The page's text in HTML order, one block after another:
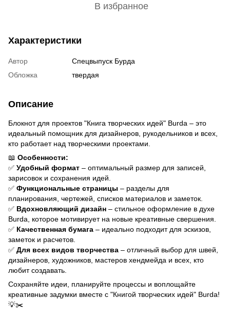
В избранное
Характеристики
Автор
Спецвыпуск Бурда
Обложка
твердая
Описание
Блокнот для проектов "Книга творческих идей" Burda – это
идеальный помощник для дизайнеров, рукодельников и всех,
кто работает над творческими проектами.
📖 Особенности:
✅ Удобный формат – оптимальный размер для записей,
зарисовок и сохранения идей.
✅ Функциональные страницы – разделы для
планирования, чертежей, списков материалов и заметок.
✅ Вдохновляющий дизайн – стильное оформление в духе
Burda, которое мотивирует на новые креативные свершения.
✅ Качественная бумага – идеально подходит для эскизов,
заметок и расчетов.
✅ Для всех видов творчества – отличный выбор для швей,
дизайнеров, художников, мастеров хендмейда и всех, кто
любит создавать.
Сохраняйте идеи, планируйте процессы и воплощайте
креативные задумки вместе с "Книгой творческих идей" Burda!
💡✂️